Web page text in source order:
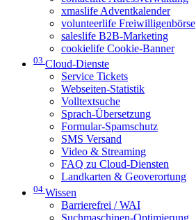
xmaslife Adventkalender
volunteerlife Freiwilligenbörse
saleslife B2B-Marketing
cookielife Cookie-Banner
03 Cloud-Dienste
Service Tickets
Webseiten-Statistik
Volltextsuche
Sprach-Übersetzung
Formular-Spamschutz
SMS Versand
Video & Streaming
FAQ zu Cloud-Diensten
Landkarten & Geoverortung
04 Wissen
Barrierefrei / WAI
Suchmaschinen-Optimierung